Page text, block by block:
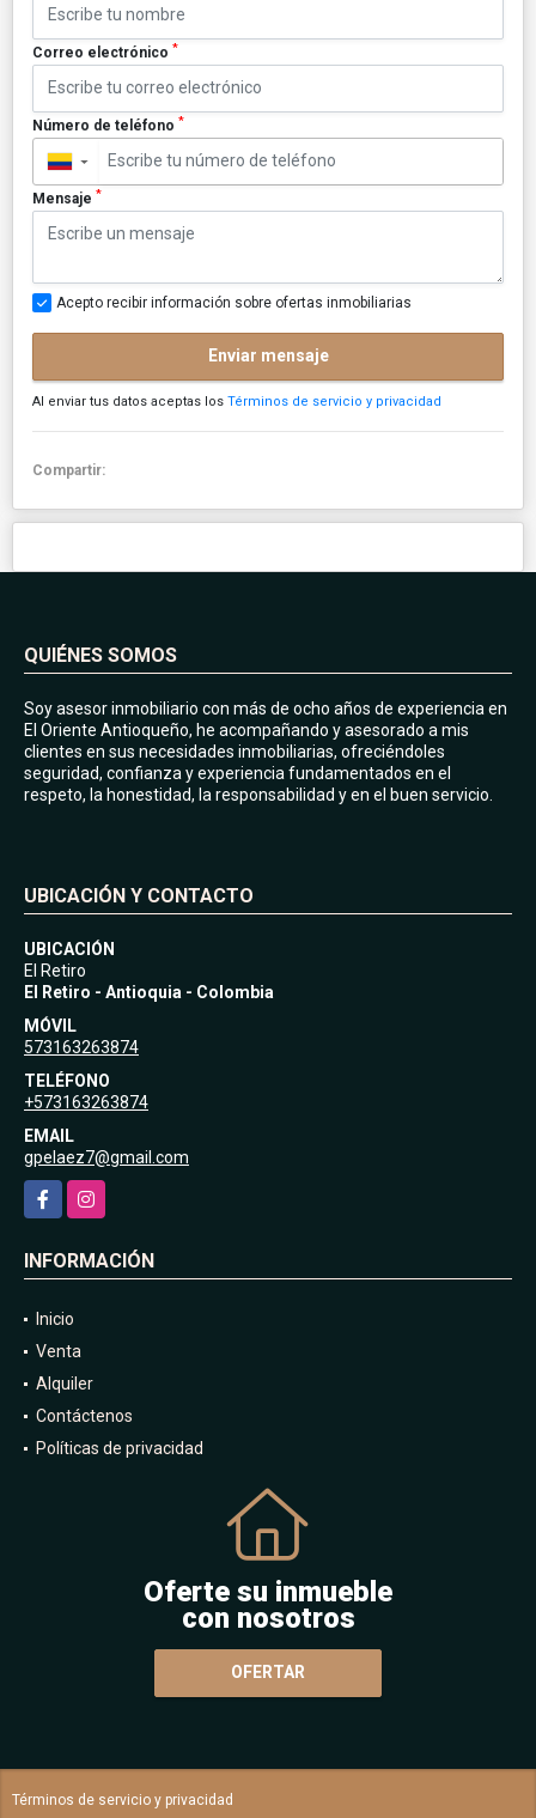
Correo electrónico *
Número de teléfono *
▼
Mensaje *
Acepto recibir información sobre ofertas inmobiliarias
Enviar mensaje
Al enviar tus datos aceptas los Términos de servicio y privacidad
Compartir:
QUIÉNES SOMOS
Soy asesor inmobiliario con más de ocho años de experiencia en
El Oriente Antioqueño, he acompañando y asesorado a mis
clientes en sus necesidades inmobiliarias, ofreciéndoles
seguridad, confianza y experiencia fundamentados en el
respeto, la honestidad, la responsabilidad y en el buen servicio.
UBICACIÓN Y CONTACTO
UBICACIÓN
El Retiro
El Retiro - Antioquia - Colombia
MÓVIL
573163263874
TELÉFONO
+573163263874
EMAIL
gpelaez7@gmail.com
FacebookInstagram
INFORMACIÓN
Inicio
Venta
Alquiler
Contáctenos
Políticas de privacidad
Oferte su inmueble
con nosotros
OFERTAR
Términos de servicio y privacidad